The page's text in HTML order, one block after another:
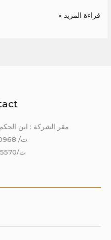
قراءة المزيد »
مقر الشركة : ابن
ت/ 01033680968
ت/01033805570